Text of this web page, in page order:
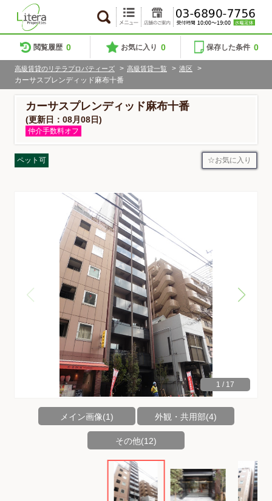
閲覧履歴 0 お気に入り 0 保存した条件 0
高級賃貸のリテラプロパティーズ > 高級賃貸一覧 > 港区
>
カーサスプレンディッド麻布十番
カーサスプレンディッド麻布十番
(更新日：08月08日)
仲介手数料オフ
ペット可 お気に入り
1 / 17
メイン画像(1) 外観・共用部(4)
その他(12)